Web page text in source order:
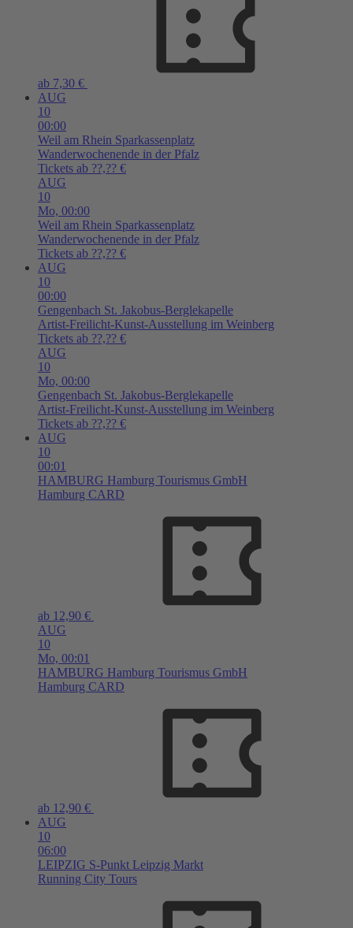
ab 7,30 €
AUG
10
00:00
Weil am Rhein Sparkassenplatz
Wanderwochenende in der Pfalz
Tickets ab ??,?? €
AUG
10
Mo, 00:00
Weil am Rhein Sparkassenplatz
Wanderwochenende in der Pfalz
Tickets ab ??,?? €
AUG
10
00:00
Gengenbach St. Jakobus-Berglekapelle
Artist-Freilicht-Kunst-Ausstellung im Weinberg
Tickets ab ??,?? €
AUG
10
Mo, 00:00
Gengenbach St. Jakobus-Berglekapelle
Artist-Freilicht-Kunst-Ausstellung im Weinberg
Tickets ab ??,?? €
AUG
10
00:01
HAMBURG Hamburg Tourismus GmbH
Hamburg CARD
ab 12,90 €
AUG
10
Mo, 00:01
HAMBURG Hamburg Tourismus GmbH
Hamburg CARD
ab 12,90 €
AUG
10
06:00
LEIPZIG S-Punkt Leipzig Markt
Running City Tours